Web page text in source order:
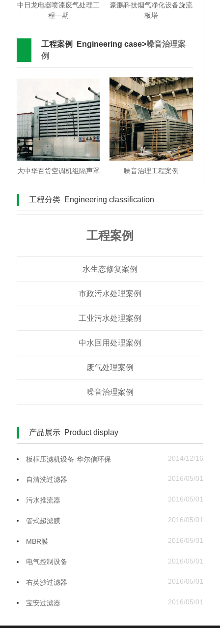
中日龙电器喷漆废气处理工
程一期
豪鹏科技烟气净化设备旋流
板塔
工程案例 Engineering case>噪音治理案
例
大中华百货空调机组隔声罩 噪音治理工程案例
工程分类 Engineering classification
工程案例
水生态修复案例
市政污水处理案例
工业污水处理案例
中水回用处理案例​
废气处理案例
噪音治理案例
产品展示 Product display
板框压滤机设备-华尔信环保 2014/12/16
自清洗过滤器 2016/05/01
污水推流器 2016/05/01
管式超滤膜 2016/05/01
MBR膜 2016/05/01
电气控制设备 2016/05/01
右英沙过滤器 2016/05/01
宝安过滤器 2016/05/01